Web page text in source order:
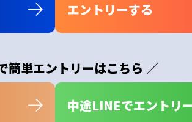
エントリーする
簡単エントリーはこちら ／
中途LINEでエントリ